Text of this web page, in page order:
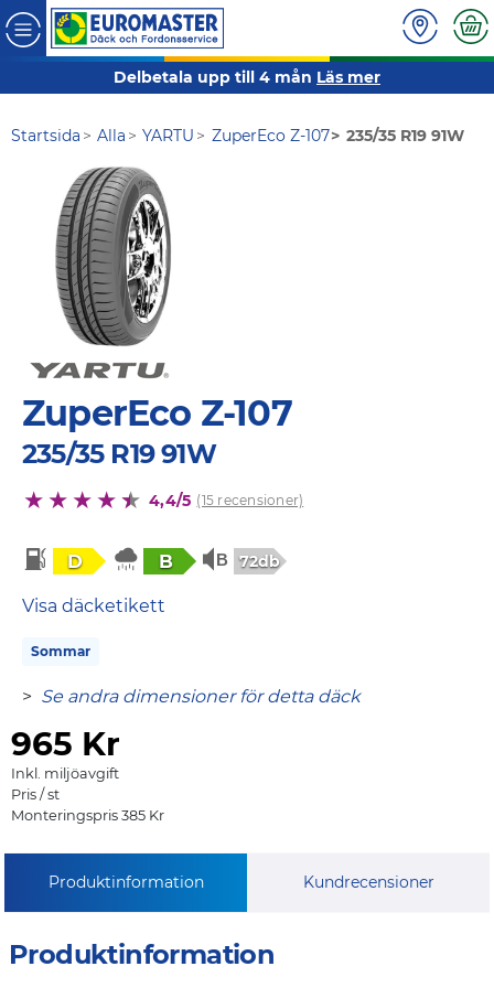
Delbetala upp till 4 mån Läs mer
Startsida Alla YARTU ZuperEco Z-107 235/35 R19 91W
ZuperEco Z-107
235/35 R19 91W
4,4/5 (15 recensioner)
D B 72db
Visa däcketikett
Sommar
> Se andra dimensioner för detta däck
965 Kr
Inkl. miljöavgift
Pris / st
Monteringspris 385 Kr
Produktinformation Kundrecensioner
Produktinformation